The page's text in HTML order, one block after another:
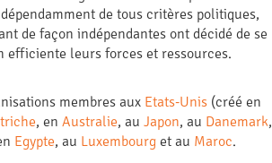
de tous critères politiques,
de façon indépendantes ont décidé de se
efficiente leurs forces et ressources.
membres aux Etats-Unis (créé en
, en Australie, au Japon, au Danemark,
Egypte, au Luxembourg et au Maroc.